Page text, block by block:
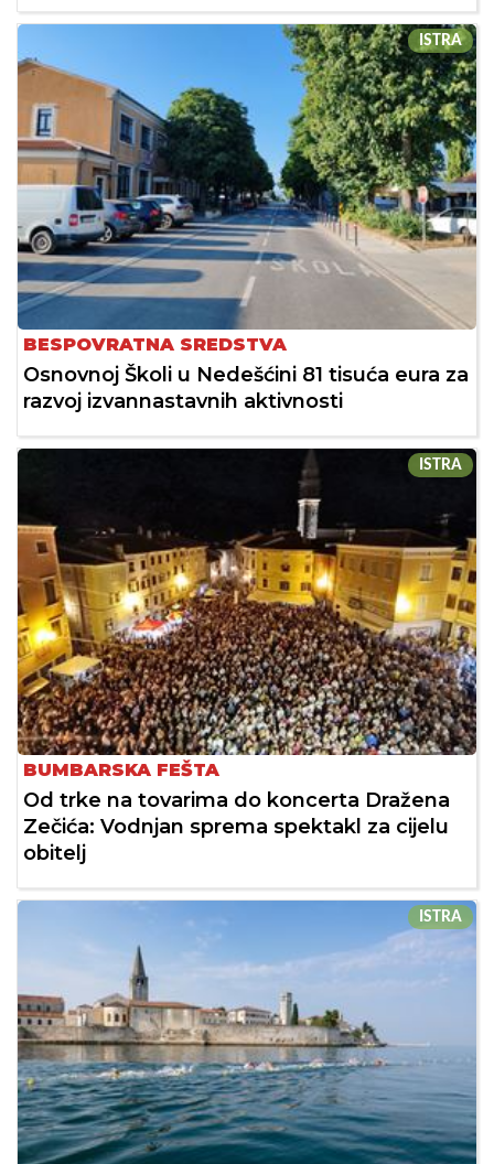
ISTRA
BESPOVRATNA SREDSTVA
Osnovnoj Školi u Nedešćini 81 tisuća eura za
razvoj izvannastavnih aktivnosti
ISTRA
BUMBARSKA FEŠTA
Od trke na tovarima do koncerta Dražena
Zečića: Vodnjan sprema spektakl za cijelu
obitelj
ISTRA